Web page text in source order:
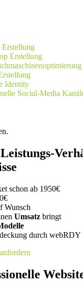
Erstellung
Erstellung
Identity
Social-Media
schon ab 1950€
Wunsch
Umsatz bringt
durch webRDY